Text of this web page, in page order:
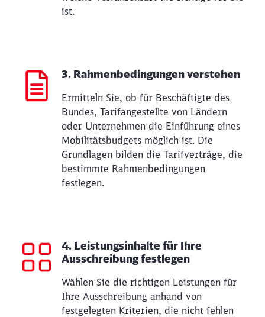
ist.
3. Rahmenbedingungen verstehen
Ermitteln Sie, ob für Beschäftigte des
Bundes, Tarif­angestellte von Ländern
oder Unternehmen die Einführung eines
Mobilitätsbudgets möglich ist. Die
Grundlagen bilden die Tarifverträge, die
bestimmte Rahmen­bedingungen
festlegen.
4. Leistungsinhalte für Ihre
Ausschreibung festlegen
Wählen Sie die richtigen Leistungen für
Ihre Ausschreibung anhand von
festgelegten Kriterien, die nicht fehlen